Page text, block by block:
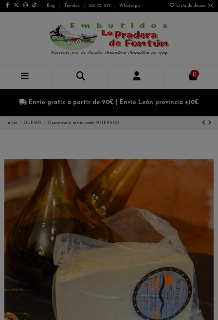
Blog Tiendas 650 701 271 Whatsapp Lista de deseos (0)
0
Envío gratis a partir de 90€ | Envío León provincia 4,10€
Inicio QUESOS Queso oveja semicurado SOTERANO